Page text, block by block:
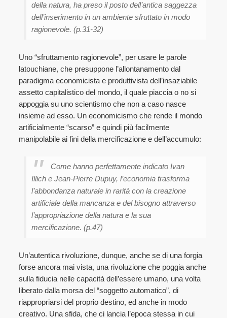
della natura, ha preso il posto dell’antica saggezza
dell’inserimento in un ambiente sfruttato in modo
ragionevole. (p.31-32)
Uno “sfruttamento ragionevole”, per usare le parole
latouchiane, che presuppone l’allontanamento dal
paradigma economicista e produttivista dell’insaziabile
assetto capitalistico del mondo, il quale piaccia o no si
appoggia su uno scientismo che non a caso nasce
insieme ad esso. Un economicismo che rende il mondo
artificialmente “scarso” e quindi più facilmente
manipolabile ai fini della mercificazione e dell’accumulo:
Come hanno perfettamente indicato Ivan
Illich e Jean-Pierre Dupuy, l’economia trasforma
l’abbondanza naturale in rarità con la creazione
artificiale della mancanza e del bisogno attraverso
l’appropriazione della natura e la sua
mercificazione. (p.47)
Un’autentica rivoluzione, dunque, anche se di una forgia
forse ancora mai vista, una rivoluzione che poggia anche
sulla fiducia nelle capacità dell’essere umano, una volta
liberato dalla morsa del “soggetto automatico”, di
riappropriarsi del proprio destino, ed anche in modo
creativo. Una sfida, che ci lancia l’epoca stessa in cui